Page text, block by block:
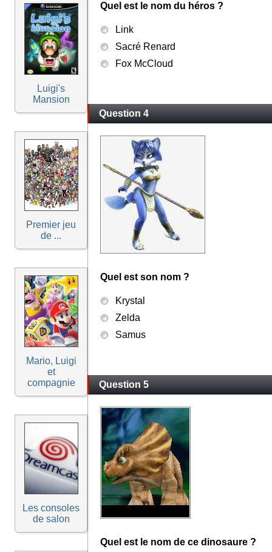
Luigi's
Mansion
Premier jeu
de ...
Mario, Luigi
et
compagnie
Les consoles
de salon
Quel est le nom du héros ?
Link
Sacré Renard
Fox McCloud
Question 4
Quel est son nom ?
Krystal
Zelda
Samus
Question 5
Quel est le nom de ce dinosaure ?